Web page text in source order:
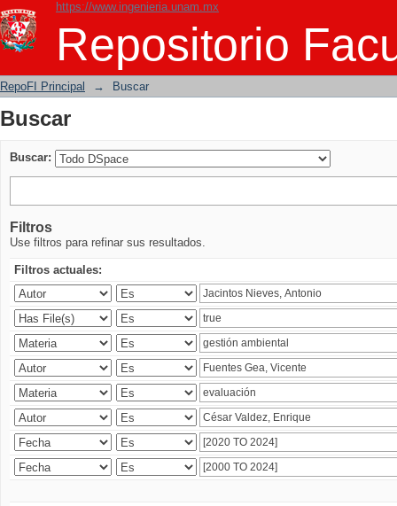
https://www.ingenieria.unam.mx
Repositorio
Buscar
RepoFI Principal → Buscar
Buscar
Buscar:
Filtros
Use filtros para refinar sus resultados.
Filtros actuales: